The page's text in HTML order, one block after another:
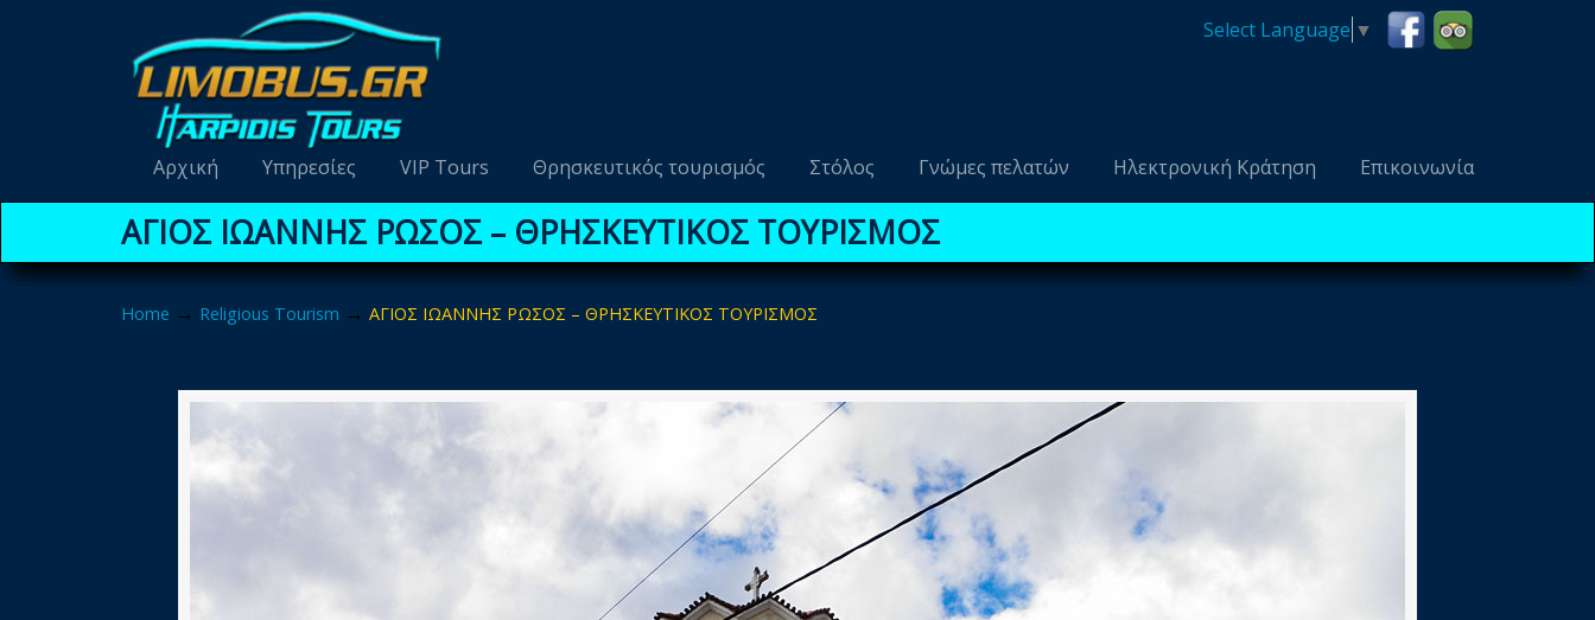
Select Language ▼
Αρχική Υπηρεσίες VIP Tours Θρησκευτικός τουρισμός Στόλος Γνώμες πελατών Ηλεκτρονική Κράτηση Επικοινωνία
Navigation
ΑΓΙΟΣ ΙΩΑΝΝΗΣ ΡΩΣΟΣ – ΘΡΗΣΚΕΥΤΙΚΟΣ ΤΟΥΡΙΣΜΟΣ
Home → Religious Tourism → ΑΓΙΟΣ ΙΩΑΝΝΗΣ ΡΩΣΟΣ – ΘΡΗΣΚΕΥΤΙΚΟΣ ΤΟΥΡΙΣΜΟΣ